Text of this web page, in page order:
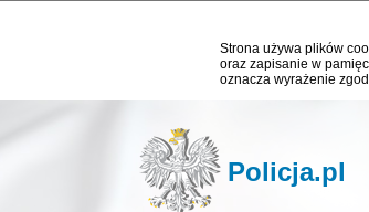
Strona używa plików
oraz zapisanie w
oznacza wyrażenie
Policja.pl